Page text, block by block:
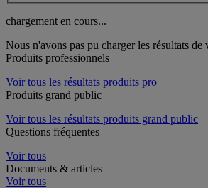
chargement en cours...
Nous n'avons pas pu charger les résultats de
Produits professionnels
Voir tous les résultats produits pro
Produits grand public
Voir tous les résultats produits grand public
Questions fréquentes
Voir tous
Documents & articles
Voir tous